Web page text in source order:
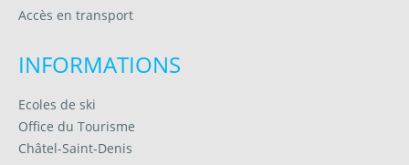
Accès en transport
INFORMATIONS
Ecoles de ski
Office du Tourisme
Châtel-Saint-Denis